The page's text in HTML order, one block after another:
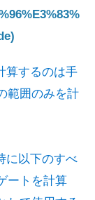
算するのは手
範囲のみを計
に以下のすべ
ートを計算